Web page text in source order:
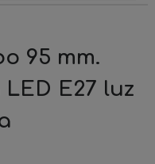
95 mm.
E27 luz